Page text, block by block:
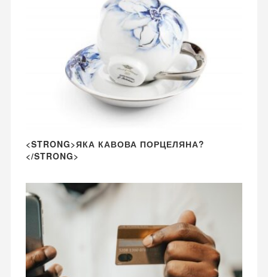
<STRONG>ЯКА КАВОВА ПОРЦЕЛЯНА?
</STRONG>